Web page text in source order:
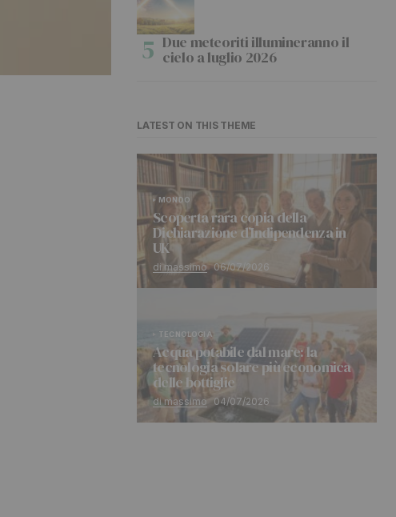
Due meteoriti illumineranno il
cielo a luglio 2026
LATEST ON THIS THEME
MONDO
Scoperta rara copia della
Dichiarazione d’Indipendenza in
UK
di massimo 06/07/2026
TECNOLOGIA
Acqua potabile dal mare: la
tecnologia solare più economica
delle bottiglie
di massimo 04/07/2026